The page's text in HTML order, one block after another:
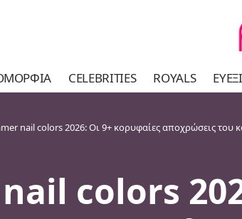
CELEBRITIES ROYALS
nail colors 2026: Οι 9+ κορυφαίες αποχρώσεις του
colors